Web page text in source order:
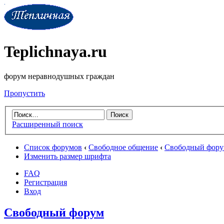
Teplichnaya.ru
форум неравнодушных граждан
Пропустить
Расширенный поиск
Список форумов ‹ Свободное общение ‹ Свободный
Изменить размер шрифта
FAQ
Регистрация
Вход
Свободный форум